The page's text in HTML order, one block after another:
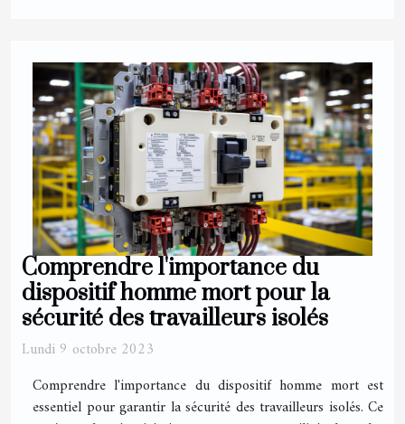
Comprendre l'importance du
dispositif homme mort pour la
sécurité des travailleurs isolés
Lundi 9 octobre 2023
Comprendre l'importance du dispositif homme mort est
essentiel pour garantir la sécurité des travailleurs isolés. Ce